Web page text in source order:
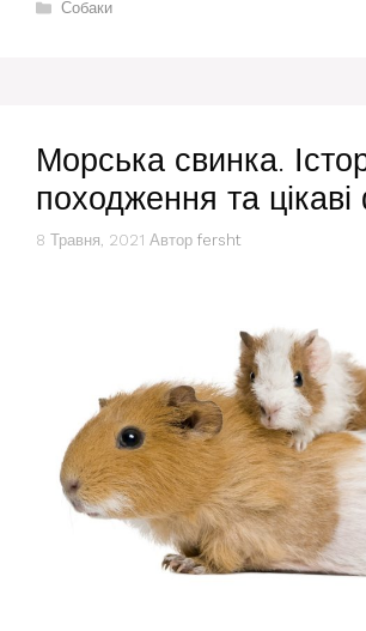
Категорії
Собаки
Морська свинка.
походження та
8 Травня, 2021 Автор fersht